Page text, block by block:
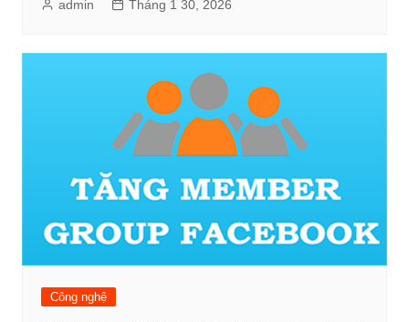
admin Tháng 1 30, 2026
Công nghệ